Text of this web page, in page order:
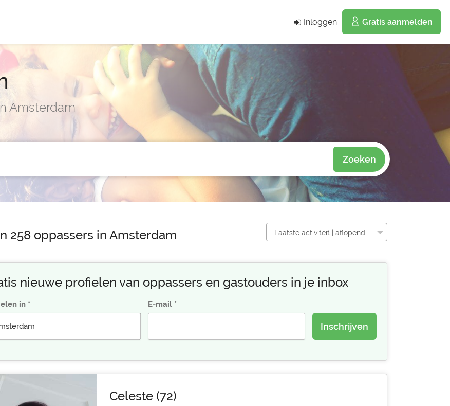
Inloggen Gratis aanmelden
Amsterdam
Zoeken
258 oppassers in Amsterdam Laatste activiteit | aflopend
nieuwe profielen van oppassers en gastouders in je inbox
in E-mail
Inschrijven
Celeste (72)